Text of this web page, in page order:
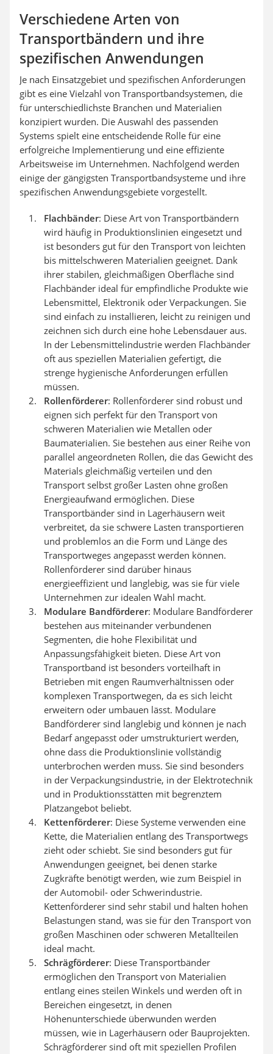
Verschiedene Arten von
Transportbändern und ihre
spezifischen Anwendungen
Je nach Einsatzgebiet und spezifischen Anforderungen
gibt es eine Vielzahl von Transportbandsystemen, die
für unterschiedlichste Branchen und Materialien
konzipiert wurden. Die Auswahl des passenden
Systems spielt eine entscheidende Rolle für eine
erfolgreiche Implementierung und eine effiziente
Arbeitsweise im Unternehmen. Nachfolgend werden
einige der gängigsten Transportbandsysteme und ihre
spezifischen Anwendungsgebiete vorgestellt.
Flachbänder: Diese Art von Transportbändern
wird häufig in Produktionslinien eingesetzt und
ist besonders gut für den Transport von leichten
bis mittelschweren Materialien geeignet. Dank
ihrer stabilen, gleichmäßigen Oberfläche sind
Flachbänder ideal für empfindliche Produkte wie
Lebensmittel, Elektronik oder Verpackungen. Sie
sind einfach zu installieren, leicht zu reinigen und
zeichnen sich durch eine hohe Lebensdauer aus.
In der Lebensmittelindustrie werden Flachbänder
oft aus speziellen Materialien gefertigt, die
strenge hygienische Anforderungen erfüllen
müssen.
Rollenförderer: Rollenförderer sind robust und
eignen sich perfekt für den Transport von
schweren Materialien wie Metallen oder
Baumaterialien. Sie bestehen aus einer Reihe von
parallel angeordneten Rollen, die das Gewicht des
Materials gleichmäßig verteilen und den
Transport selbst großer Lasten ohne großen
Energieaufwand ermöglichen. Diese
Transportbänder sind in Lagerhäusern weit
verbreitet, da sie schwere Lasten transportieren
und problemlos an die Form und Länge des
Transportweges angepasst werden können.
Rollenförderer sind darüber hinaus
energieeffizient und langlebig, was sie für viele
Unternehmen zur idealen Wahl macht.
Modulare Bandförderer: Modulare Bandförderer
bestehen aus miteinander verbundenen
Segmenten, die hohe Flexibilität und
Anpassungsfähigkeit bieten. Diese Art von
Transportband ist besonders vorteilhaft in
Betrieben mit engen Raumverhältnissen oder
komplexen Transportwegen, da es sich leicht
erweitern oder umbauen lässt. Modulare
Bandförderer sind langlebig und können je nach
Bedarf angepasst oder umstrukturiert werden,
ohne dass die Produktionslinie vollständig
unterbrochen werden muss. Sie sind besonders
in der Verpackungsindustrie, in der Elektrotechnik
und in Produktionsstätten mit begrenztem
Platzangebot beliebt.
Kettenförderer: Diese Systeme verwenden eine
Kette, die Materialien entlang des Transportwegs
zieht oder schiebt. Sie sind besonders gut für
Anwendungen geeignet, bei denen starke
Zugkräfte benötigt werden, wie zum Beispiel in
der Automobil- oder Schwerindustrie.
Kettenförderer sind sehr stabil und halten hohen
Belastungen stand, was sie für den Transport von
großen Maschinen oder schweren Metallteilen
ideal macht.
Schrägförderer: Diese Transportbänder
ermöglichen den Transport von Materialien
entlang eines steilen Winkels und werden oft in
Bereichen eingesetzt, in denen
Höhenunterschiede überwunden werden
müssen, wie in Lagerhäusern oder Bauprojekten.
Schrägförderer sind oft mit speziellen Profilen